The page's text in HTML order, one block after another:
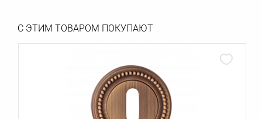
С ЭТИМ ТОВАРОМ ПОКУПАЮТ